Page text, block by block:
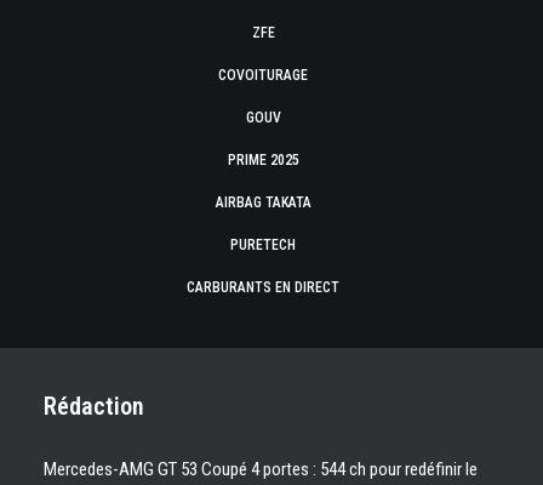
ZFE
COVOITURAGE
GOUV
PRIME 2025
AIRBAG TAKATA
PURETECH
CARBURANTS EN DIRECT
Rédaction
Mercedes-AMG GT 53 Coupé 4 portes : 544 ch pour redéfinir le